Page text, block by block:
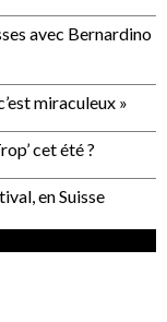
avec Bernardino
miraculeux »
cet été ?
en Suisse